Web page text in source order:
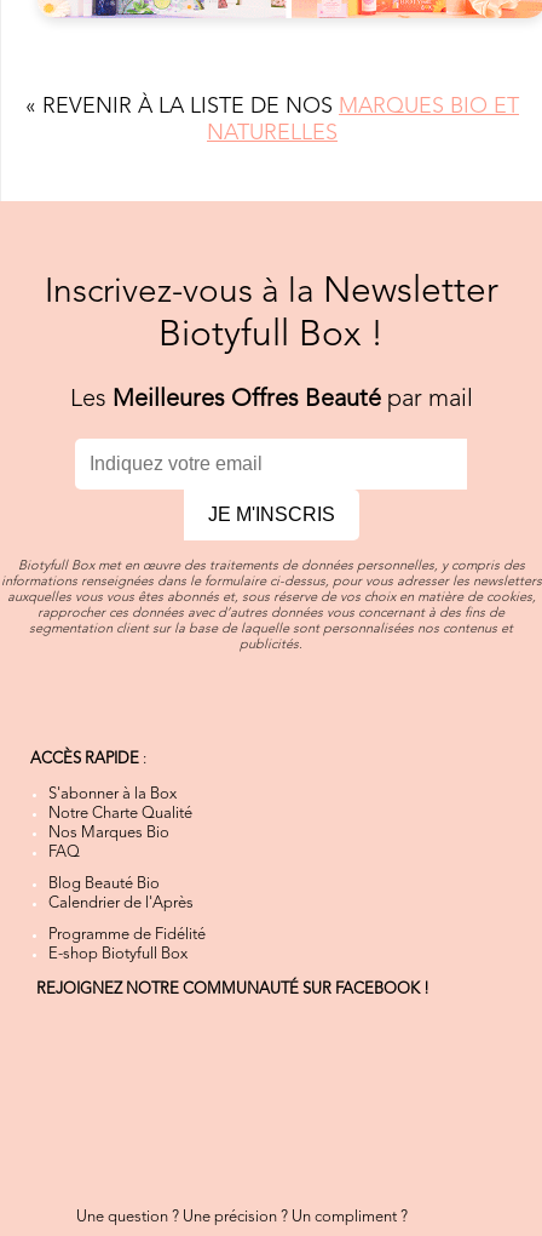
« REVENIR À LA LISTE DE NOS MARQUES BIO ET
NATURELLES
Inscrivez-vous à la Newsletter
Biotyfull Box !
Les Meilleures Offres Beautépar mail
JE M'INSCRIS
Biotyfull Box met en œuvre des traitements de données personnelles, y compris des
informations renseignées dans le formulaire ci-dessus, pour vous adresser les newsletters
auxquelles vous vous êtes abonnés et, sous réserve de vos choix en matière de cookies,
rapprocher ces données avec d’autres données vous concernant à des fins de
segmentation client sur la base de laquelle sont personnalisées nos contenus et
publicités.
ACCÈS RAPIDE :
S'abonner à la Box
Notre Charte Qualité
Nos Marques Bio
FAQ
Blog Beauté Bio
Calendrier de l'Après
Programme de Fidélité
E-shop Biotyfull Box
REJOIGNEZ NOTRE COMMUNAUTÉ SUR FACEBOOK !
Une question ? Une précision ? Un compliment ?